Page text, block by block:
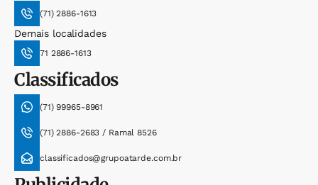
(71) 2886-1613
Demais localidades
71 2886-1613
Classificados
(71) 99965-8961
(71) 2886-2683 / Ramal 8526
classificados@grupoatarde.com.br